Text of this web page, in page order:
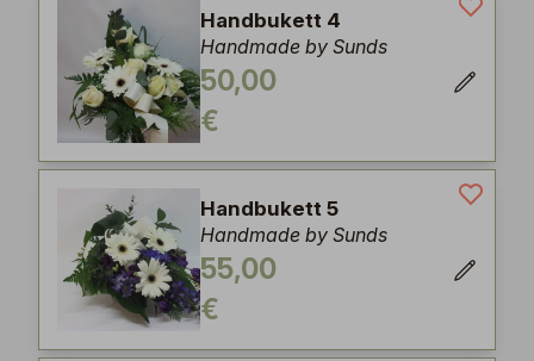
Handbukett 4
Handmade by Sunds
50,00
€
Handbukett 5
Handmade by Sunds
55,00
€